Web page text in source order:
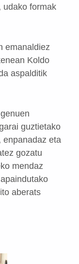
udako formak
emanaldiez
Koldo
aspalditik
guztietako
enpanadaz eta
gozatu
mendaz
aberats